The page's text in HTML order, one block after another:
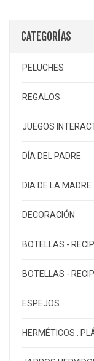
CATEGORÍAS
PELUCHES
REGALOS
JUEGOS
DÍA DEL PADRE
DIA DE LA MADRE
DECORACIÓN
BOTELLAS -
BOTELLAS -
ESPEJOS
HERMÉTICOS .